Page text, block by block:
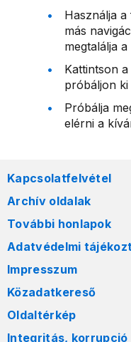
Használja
más
megtalálja
Kattintson
próbáljon ki
Próbálja
elérni a
Kapcsolatfelvétel
Archív oldalak
További honlapok
Adatvédelmi
Impresszum
Közadatkereső
Oldaltérkép
Integritás, korrupció